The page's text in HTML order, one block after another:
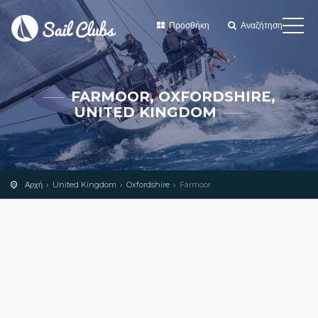
Προσθήκη Αναζήτηση
FARMOOR, OXFORDSHIRE,
UNITED KINGDOM
Αρχή United Kingdom Oxfordshire Farmoor